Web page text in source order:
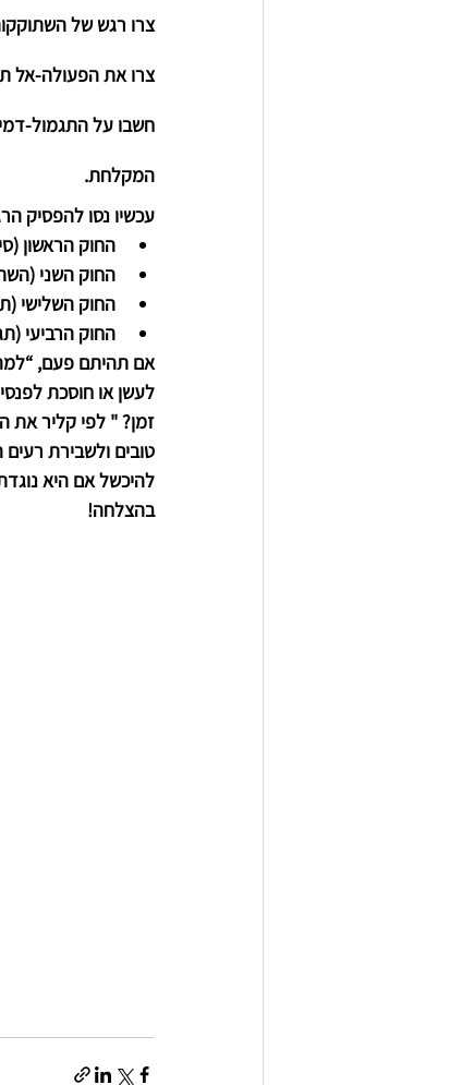
צרו רגש של
צרו את הפעולה-אל
חשבו על התגמול-
המקלחת.
עכשיו נסו להפסיק
החוק הראשון
החוק השני
החוק השלישי
החוק הרביעי
אם תהיתם פעם,
לעשן או חוסכת
זמן? " לפי קליר את
טובים ולשבירת
להיכשל אם היא
בהצלחה!